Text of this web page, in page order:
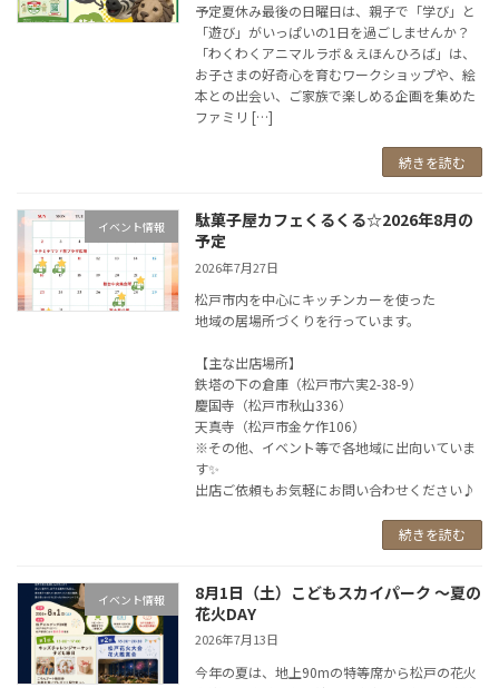
予定夏休み最後の日曜日は、親子で「学び」と
「遊び」がいっぱいの1日を過ごしませんか？
「わくわくアニマルラボ＆えほんひろば」は、
お子さまの好奇心を育むワークショップや、絵
本との出会い、ご家族で楽しめる企画を集めた
ファミリ […]
続きを読む
イベント情報
駄菓子屋カフェくるくる☆2026年8月の
予定
2026年7月27日
松戸市内を中心にキッチンカーを使った
地域の居場所づくりを行っています。
【主な出店場所】
鉄塔の下の倉庫（松戸市六実2-38-9）
慶国寺（松戸市秋山336）
天真寺（松戸市金ケ作106）
※その他、イベント等で各地域に出向いていま
す✨
出店ご依頼もお気軽にお問い合わせください♪
続きを読む
イベント情報
8月1日（土）こどもスカイパーク 〜夏の
花火DAY
2026年7月13日
今年の夏は、地上90mの特等席から松戸の花火